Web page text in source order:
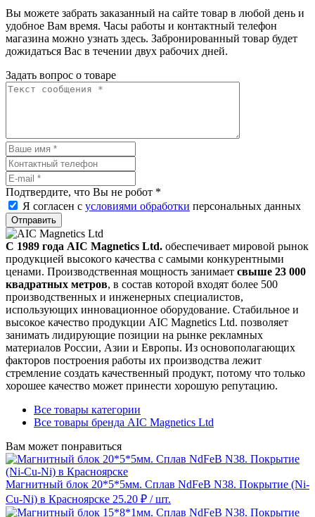
Вы можете забрать заказанный на сайте товар в любой день и
удобное Вам время. Часы работы и контактный телефон
магазина можно узнать здесь. Забронированный товар будет
дожидаться Вас в течении двух рабочих дней.
Задать вопрос о товаре
Подтвердите, что Вы не робот *
Я согласен с условиями обработки персональных данных
Отправить
С 1989 года AIC Magnetics Ltd. обеспечивает мировой рынок
продукцией высокого качества с самыми конкурентными
ценами. Производственная мощность занимает свыше 23 000
квадратных метров, в состав которой входят более 500
производственных и инженерных специалистов,
использующих инновационное оборудование. Стабильное и
высокое качество продукции AIC Magnetics Ltd. позволяет
занимать лидирующие позиции на рынке рекламных
материалов России, Азии и Европы. Из основополагающих
факторов построения работы их производства лежит
стремление создать качественный продукт, потому что только
хорошее качество может принести хорошую репутацию.
Все товары категории
Все товары бренда AIC Magnetics Ltd
Вам может понравиться
Магнитный блок 20*5*5мм. Сплав NdFeB N38. Покрытие (Ni-
Cu-Ni) в Красноярске 25.20 ₽ / шт.